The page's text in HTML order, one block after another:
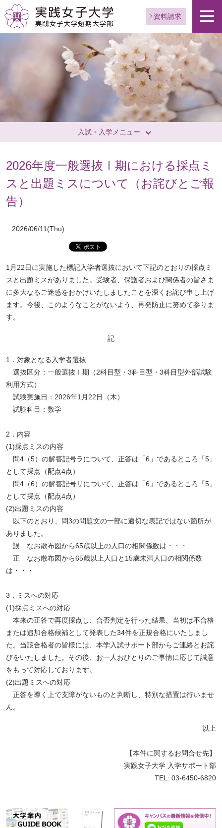
資料請求
入試・入学メニュー
2026年度一般選抜Ⅰ期における採点ミ
スと出題ミスについて（お詫びとご報
告）
2026/06/11(Thu)
1月22日に実施した標記入学者選抜において下記のとおりの採点ミ
スと出題ミスがありました。受験者、保護者および関係者の皆さま
に多大なるご迷惑をおかけいたしましたことを深くお詫び申し上げ
ます。今後、このようなことがないよう、再発防止に努めて参りま
す。
記
1．対象となる入学者選抜
選抜区分：一般選抜Ⅰ期（2科目型・3科目型・3科目型外部試験
利用方式）
試験実施日：2026年1月22日（木）
試験科目：数学
2．内容
(1)採点ミスの内容
問4（5）の解答記号ラについて、正答は「6」であるところ「5」
として採点（配点4点）
問4（6）の解答記号リについて、正答は「6」であるところ「5」
として採点（配点4点）
(2)出題ミスの内容
以下のとおり、問3の問題文の一部に適切な表記ではない箇所が
ありました。
誤 なお散布図から65歳以上の人口の相関係数は・・・
正 なお散布図から65歳以上人口と15歳未満人口の相関係数
は・・・
3．ミスへの対応
(1)採点ミスへの対応
本来の正答で再度採点し、合否判定を行った結果、当初は不合格
または追加合格候補として発表した34件を正規合格にいたしまし
た。当該合格者の皆様には、本学入試サポート部からご連絡とお詫
びをいたしました。その後、お一人おひとりのご事情に応じて誠意
をもって対応しております。
(2)出題ミスへの対応
正答を導く上で支障がないものと判断し、特別な措置は行いませ
ん。
以上
【本件に関するお問合せ先】
実践女子大学 入学サポート部
TEL: 03-6450-6820
ト
ッ